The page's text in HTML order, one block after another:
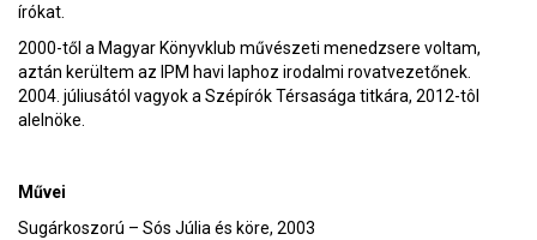
írókat.
2000-től a Magyar Könyvklub művészeti menedzsere voltam,
aztán kerültem az IPM havi laphoz irodalmi rovatvezetőnek.
2004. júliusától vagyok a Szépírók Térsasága titkára, 2012-tôl
alelnöke.
Művei
Sugárkoszorú – Sós Júlia és köre, 2003